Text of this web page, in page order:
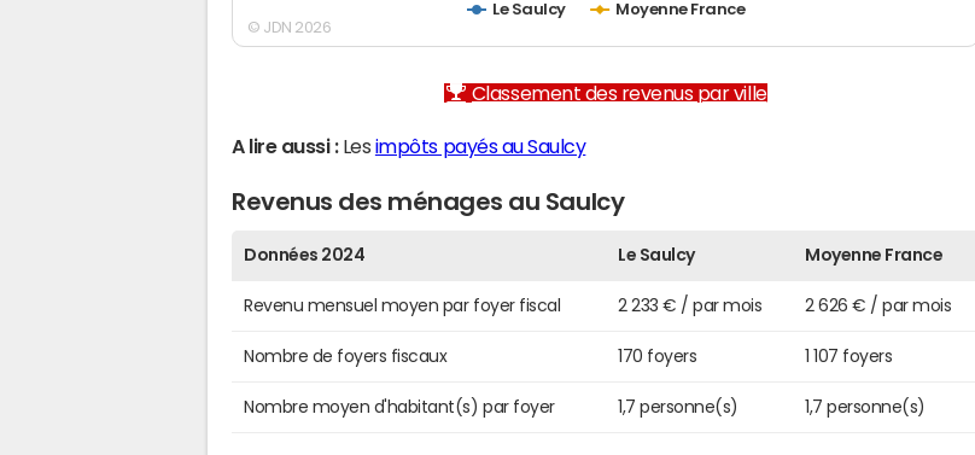
Le Saulcy Moyenne France
© JDN 2026
Classement des revenus par ville
A lire aussi :Les impôts payés au Saulcy
Revenus des ménages au Saulcy
Données 2024 Le Saulcy Moyenne France
Revenu mensuel moyen par foyer fiscal 2 233 € / par mois 2 626 € / par mois
Nombre de foyers fiscaux 170 foyers 1 107 foyers
Nombre moyen d'habitant(s) par foyer 1,7 personne(s) 1,7 personne(s)